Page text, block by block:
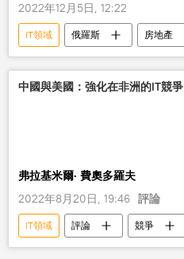
2022年12月5日, 12:22
IT領域 俄羅斯 房地產
中國與美國：強化在非洲的IT競爭
弗拉基米爾· 費奧多羅夫
2022年8月20日, 19:46 評論
IT領域 評論 競爭
美國
非洲